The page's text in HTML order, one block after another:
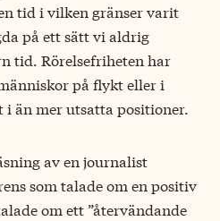
tid i vilken gränser varit
på ett sätt vi aldrig
tid. Rörelsefriheten har
på flykt eller i
än mer utsatta positioner.
av en journalist
som talade om en positiv
om ett ”återvändande